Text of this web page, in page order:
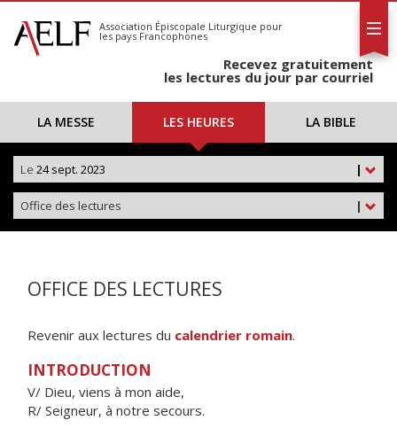
S'abonner
Calendrier
Association Épiscopale Liturgique pour
les pays Francophones
Recevez gratuitement
les lectures du jour par courriel
LA MESSE LES HEURES LA BIBLE
|
Le 24 sept. 2023
|
Office des lectures
OFFICE DES LECTURES
Revenir aux lectures du calendrier romain.
INTRODUCTION
V/ Dieu, viens à mon aide,
R/ Seigneur, à notre secours.